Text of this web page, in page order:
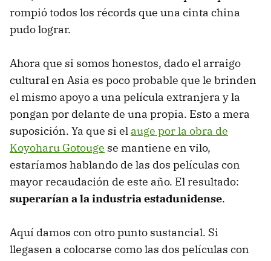
rompió todos los récords que una cinta china
pudo lograr.
Ahora que si somos honestos, dado el arraigo
cultural en Asia es poco probable que le brinden
el mismo apoyo a una película extranjera y la
pongan por delante de una propia. Esto a mera
suposición. Ya que si el auge por la obra de
Koyoharu Gotouge se mantiene en vilo,
estaríamos hablando de las dos películas con
mayor recaudación de este año. El resultado:
superarían a la industria estadunidense.
Aquí damos con otro punto sustancial. Si
llegasen a colocarse como las dos películas con